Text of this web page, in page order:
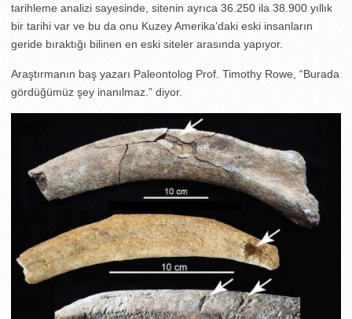
tarihleme analizi sayesinde, sitenin ayrıca 36.250 ila 38.900 yıllık
bir tarihi var ve bu da onu Kuzey Amerika’daki eski insanların
geride bıraktığı bilinen en eski siteler arasında yapıyor.
Araştırmanın baş yazarı Paleontolog Prof. Timothy Rowe, “Burada
gördüğümüz şey inanılmaz.” diyor.